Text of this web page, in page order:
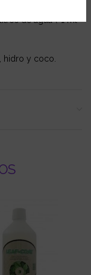
de agua (=1 ml
hidro y coco.